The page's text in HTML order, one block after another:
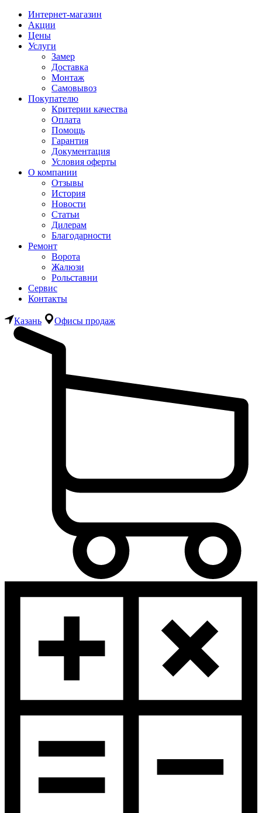
Интернет-магазин
Акции
Цены
Услуги
Замер
Доставка
Монтаж
Самовывоз
Покупателю
Критерии качества
Оплата
Помощь
Гарантия
Документация
Условия оферты
О компании
Отзывы
История
Новости
Статьи
Дилерам
Благодарности
Ремонт
Ворота
Жалюзи
Рольставни
Сервис
Контакты
Казань Офисы продаж